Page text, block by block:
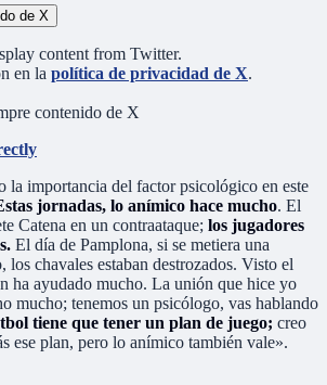
de X
content from Twitter.
en la política de privacidad de X.
contenido de X
la importancia del factor psicológico en este
jornadas, lo anímico hace mucho. El
Catena en un contraataque; los jugadores
El día de Pamplona, si se metiera una
los chavales estaban destrozados. Visto el
ha ayudado mucho. La unión que hice yo
mucho; tenemos un psicólogo, vas hablando
tiene que tener un plan de juego; creo
ese plan, pero lo anímico también vale».